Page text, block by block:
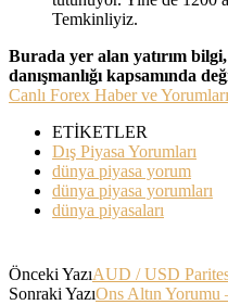
Temkinliyiz.
Burada yer alan yatırım
danışmanlığı kapsamında
Canlı Forex Haber ve
ETİKETLER
Dış Piyasa Yorumları
dünya piyasa yorum
dünya piyasa yorumları
dünya piyasaları
Önceki YazıAUD / USD
Sonraki YazıOns Altın Yorumu